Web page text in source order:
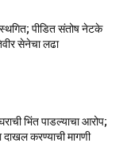
पीडित संतोष नेटके
सेनेचा लढा
भिंत पाडल्याचा आरोप;
दाखल करण्याची मागणी